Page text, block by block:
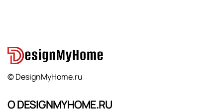
© DesignMyHome.ru
О DESIGNMYHOME.RU